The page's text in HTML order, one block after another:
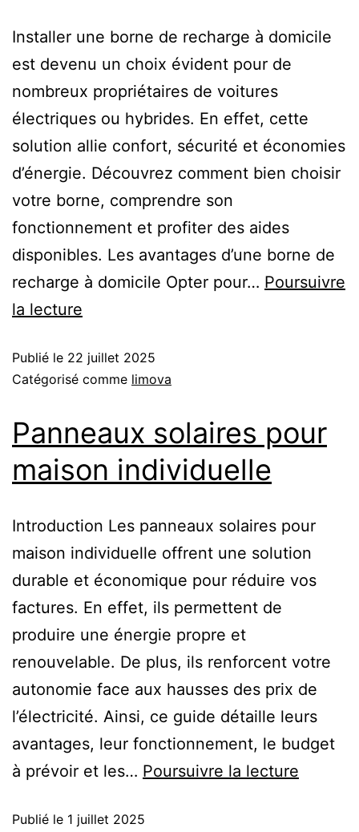
Installer une borne de recharge à domicile
est devenu un choix évident pour de
nombreux propriétaires de voitures
électriques ou hybrides. En effet, cette
solution allie confort, sécurité et économies
d’énergie. Découvrez comment bien choisir
votre borne, comprendre son
fonctionnement et profiter des aides
disponibles. Les avantages d’une borne de
recharge à domicile Opter pour… Poursuivre
la lecture
Publié le 22 juillet 2025
Catégorisé comme limova
Panneaux solaires pour
maison individuelle
Introduction Les panneaux solaires pour
maison individuelle offrent une solution
durable et économique pour réduire vos
factures. En effet, ils permettent de
produire une énergie propre et
renouvelable. De plus, ils renforcent votre
autonomie face aux hausses des prix de
l’électricité. Ainsi, ce guide détaille leurs
avantages, leur fonctionnement, le budget
à prévoir et les… Poursuivre la lecture
Publié le 1 juillet 2025